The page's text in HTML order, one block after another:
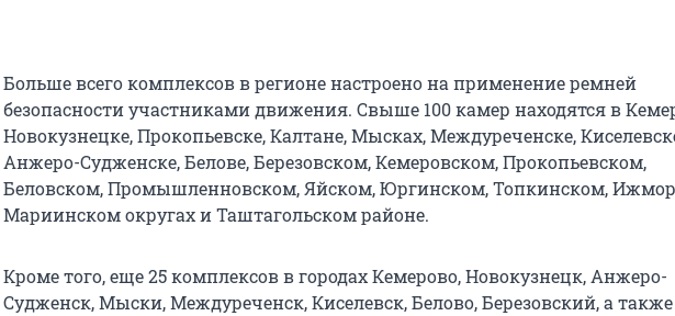
Больше всего комплексов в регионе настроено на применение ремней
безопасности участниками движения. Свыше 100 камер находятся в
Новокузнецке, Прокопьевске, Калтане, Мысках, Междуреченске,
Анжеро-Судженске, Белове, Березовском, Кемеровском, Прокопьевском,
Беловском, Промышленновском, Яйском, Юргинском, Топкинском,
Мариинском округах и Таштагольском районе.
Кроме того, еще 25 комплексов в городах Кемерово, Новокузнецк, Анжеро-
Судженск, Мыски, Междуреченск, Киселевск, Белово, Березовский, а также